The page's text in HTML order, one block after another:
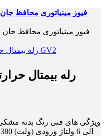
فیوز مینیاتوری محافظ جان